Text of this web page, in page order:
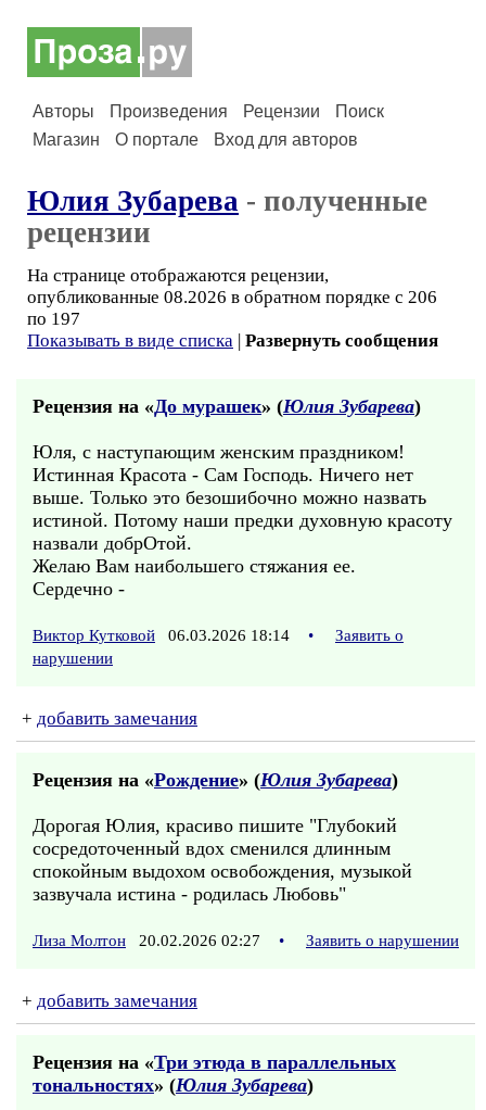
Авторы Произведения Рецензии
Поиск
Магазин
О портале Вход для авторов
Юлия Зубарева - полученные
рецензии
На странице отображаются рецензии,
опубликованные 08.2026 в обратном порядке с 206
по 197
Показывать в виде списка | Развернуть сообщения
Рецензия на «До мурашек» (Юлия Зубарева)
Юля, с наступающим женским праздником!
Истинная Красота - Сам Господь. Ничего нет
выше. Только это безошибочно можно назвать
истиной. Потому наши предки духовную красоту
назвали добрОтой.
Желаю Вам наибольшего стяжания ее.
Сердечно -
Виктор Кутковой 06.03.2026 18:14 •
Заявить о
нарушении
+ добавить замечания
Рецензия на «Рождение» (Юлия Зубарева)
Дорогая Юлия, красиво пишите "Глубокий
сосредоточенный вдох сменился длинным
спокойным выдохом освобождения, музыкой
зазвучала истина - родилась Любовь"
Лиза Молтон 20.02.2026 02:27 • Заявить о нарушении
+ добавить замечания
Рецензия на «Три этюда в параллельных
тональностях» (Юлия Зубарева)